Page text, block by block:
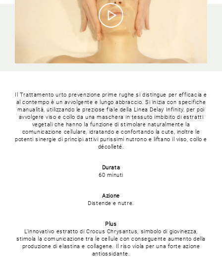
Il Trattamento urto prevenzione prime rughe si distingue per efficacia e
al contempo è un avvolgente e lungo abbraccio. Si inizia con specifiche
manualità, utilizzando le preziose fiale della Linea Delay Infinity, per poi
avvolgere viso e collo da una maschera in tessuto imbibito di estratti
vegetali che hanno la funzione di stimolare naturalmente la
comunicazione cellulare, idratando e confortando la cute, inoltre le
potenti sinergie di principi attivi purissimi nutrono e liftano il viso, collo e
décolleté.
Durata
60 minuti
Azione
Distende e nutre.
Plus
L’innovativo estratto di Crocus Chrysantus, simbolo di giovinezza,
stimola la comunicazione tra le cellule con conseguente aumento della
produzione di elastina e collagene. Il riso viola per una forte azione
antiossidante.